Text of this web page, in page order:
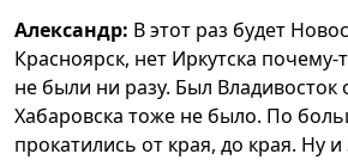
Александр: В этот раз будет
Красноярск, нет Иркутска почему-
не были ни разу. Был Владивосток
Хабаровска тоже не было. По
прокатились от края, до края. Ну и